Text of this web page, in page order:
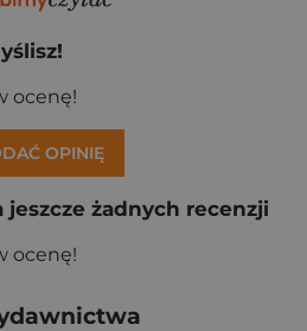
ocenę!
OPINIĘ
żadnych recenzji
ocenę!